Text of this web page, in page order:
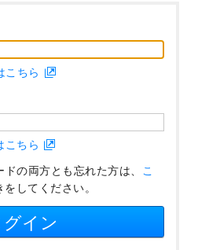
こちら
こちら
の両方とも忘れた方は、 こ
してください。
グイン